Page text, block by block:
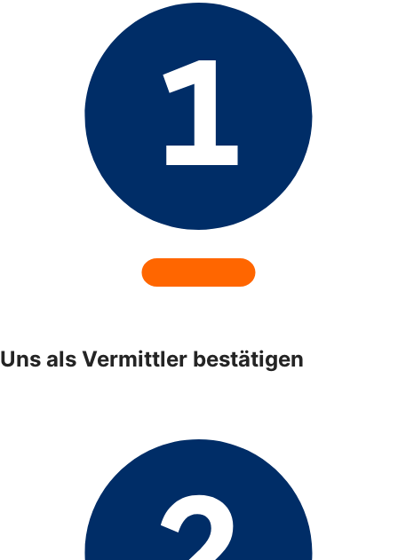
Uns als Vermittler bestätigen